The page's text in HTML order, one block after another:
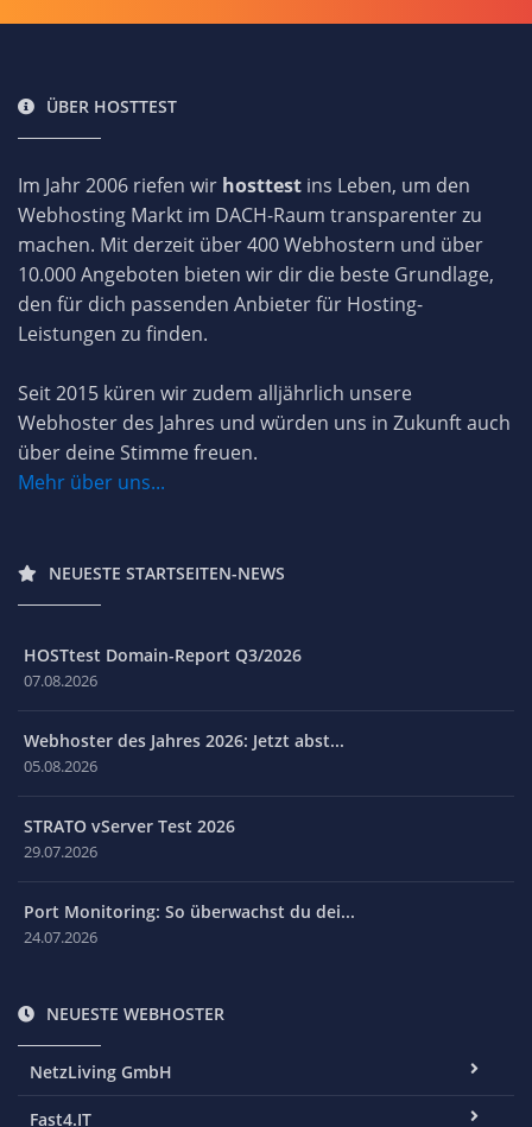
ÜBER HOSTTEST
Im Jahr 2006 riefen wir hosttest ins Leben, um den
Webhosting Markt im DACH-Raum transparenter zu
machen. Mit derzeit über 400 Webhostern und über
10.000 Angeboten bieten wir dir die beste Grundlage,
den für dich passenden Anbieter für Hosting-
Leistungen zu finden.
Seit 2015 küren wir zudem alljährlich unsere
Webhoster des Jahres und würden uns in Zukunft auch
über deine Stimme freuen.
Mehr über uns...
NEUESTE STARTSEITEN-NEWS
HOSTtest Domain-Report Q3/2026
07.08.2026
Webhoster des Jahres 2026: Jetzt abst...
05.08.2026
STRATO vServer Test 2026
29.07.2026
Port Monitoring: So überwachst du dei...
24.07.2026
NEUESTE WEBHOSTER
NetzLiving GmbH
Fast4.IT